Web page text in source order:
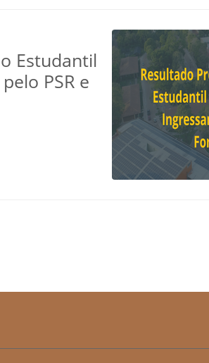
Estudantil
PSR e